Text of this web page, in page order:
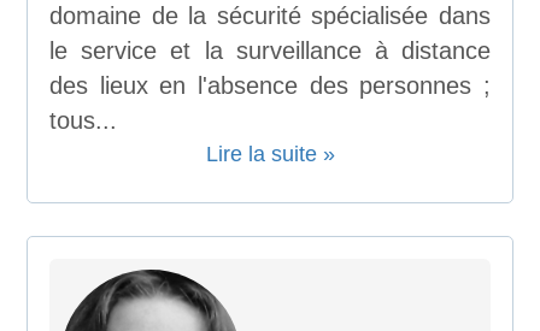
domaine de la sécurité spécialisée dans
le service et la surveillance à distance
des lieux en l'absence des personnes ;
tous...
Lire la suite »